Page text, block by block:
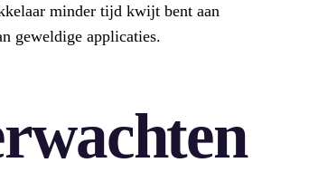
minder tijd kwijt bent aan
geweldige applicaties.